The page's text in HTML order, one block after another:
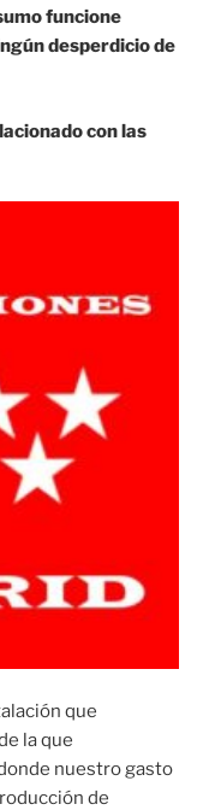
funcione
desperdicio de
con las
que
la que
nuestro gasto
de